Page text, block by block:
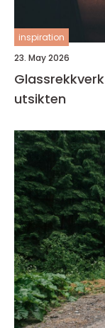
inspiration
23. May 2026
Glassrekkverk trygt, stilrent og åpent mot
utsikten